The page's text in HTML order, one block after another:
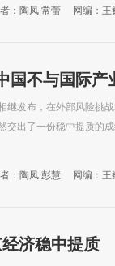
：陶凤 常蕾 网编：王
国不与国际产
继发布，在外部风险挑
交出了一份稳中提质的成
：陶凤 彭慧 网编：王
济稳中提质